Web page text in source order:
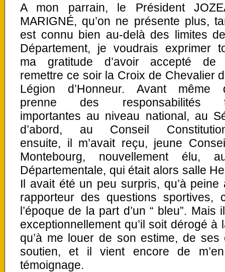
A mon parrain, le Président
MARIGNÉ, qu’on ne présente plus,
est connu bien au-delà des limites
Département, je voudrais exprimer
ma gratitude d’avoir accepté de
remettre ce soir la Croix de Chevalier
Légion d’Honneur. Avant même
prenne des responsabilités
importantes au niveau national, au
d’abord, au Conseil
ensuite, il m’avait reçu, jeune
Montebourg, nouvellement élu,
Départementale, qui était alors salle
Il avait été un peu surpris, qu’à
rapporteur des questions sportives,
l’époque de la part d’un “ bleu”.
exceptionnellement qu’il soit dérogé à
qu’à me louer de son estime, de
soutien, et il vient encore de
témoignage.